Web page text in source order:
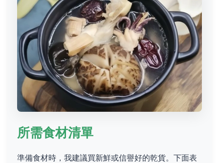
所需食材清單
準備食材時，我建議買新鮮或信譽好的乾貨。下面表